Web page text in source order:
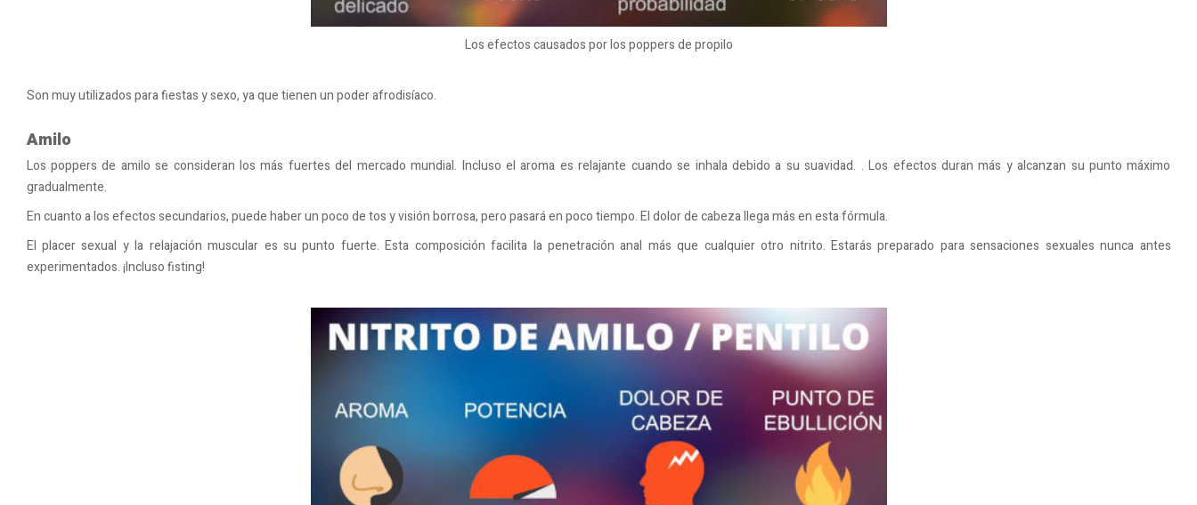
Los efectos causados ​​por los poppers de propilo
Son muy utilizados para fiestas y sexo, ya que tienen un poder afrodisíaco.
Amilo
Los poppers de amilo se consideran los más fuertes del mercado mundial. Incluso el aroma es relajante cuando se inhala debido a su suavidad. . Los efectos duran más y alcanzan su punto máximo
gradualmente.
En cuanto a los efectos secundarios, puede haber un poco de tos y visión borrosa, pero pasará en poco tiempo. El dolor de cabeza llega más en esta fórmula.
El placer sexual y la relajación muscular es su punto fuerte. Esta composición facilita la penetración anal más que cualquier otro nitrito. Estarás preparado para sensaciones sexuales nunca antes
experimentados. ¡Incluso fisting!